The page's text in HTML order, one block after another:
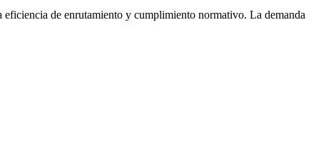
eficiencia de enrutamiento y cumplimiento normativo. La demanda